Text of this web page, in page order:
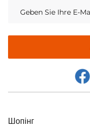
Шопінг